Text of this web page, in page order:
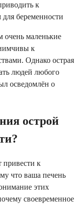
к
беременности
очень маленькие
к
Однако острая
людей любого
осведомлён о
острой
привести к
что ваша печень
этих
своевременное